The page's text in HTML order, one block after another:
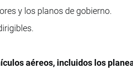
y los planos de gobierno.
aéreos, incluidos los